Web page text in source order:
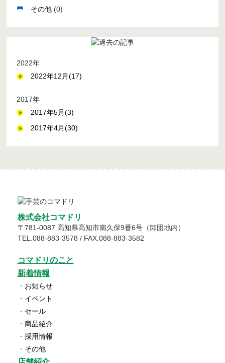
その他 (0)
2022年
2022年12月(17)
2017年
2017年5月(3)
2017年4月(30)
株式会社コマドリ
〒 781-0087 高知県高知市南久保9番6号（卸団地内）
TEL. 088-883-3578 / FAX.088-883-3582
コマドリのこと
新着情報
・ お知らせ
・ イベント
・ セール
・ 商品紹介
・ 採用情報
・ その他